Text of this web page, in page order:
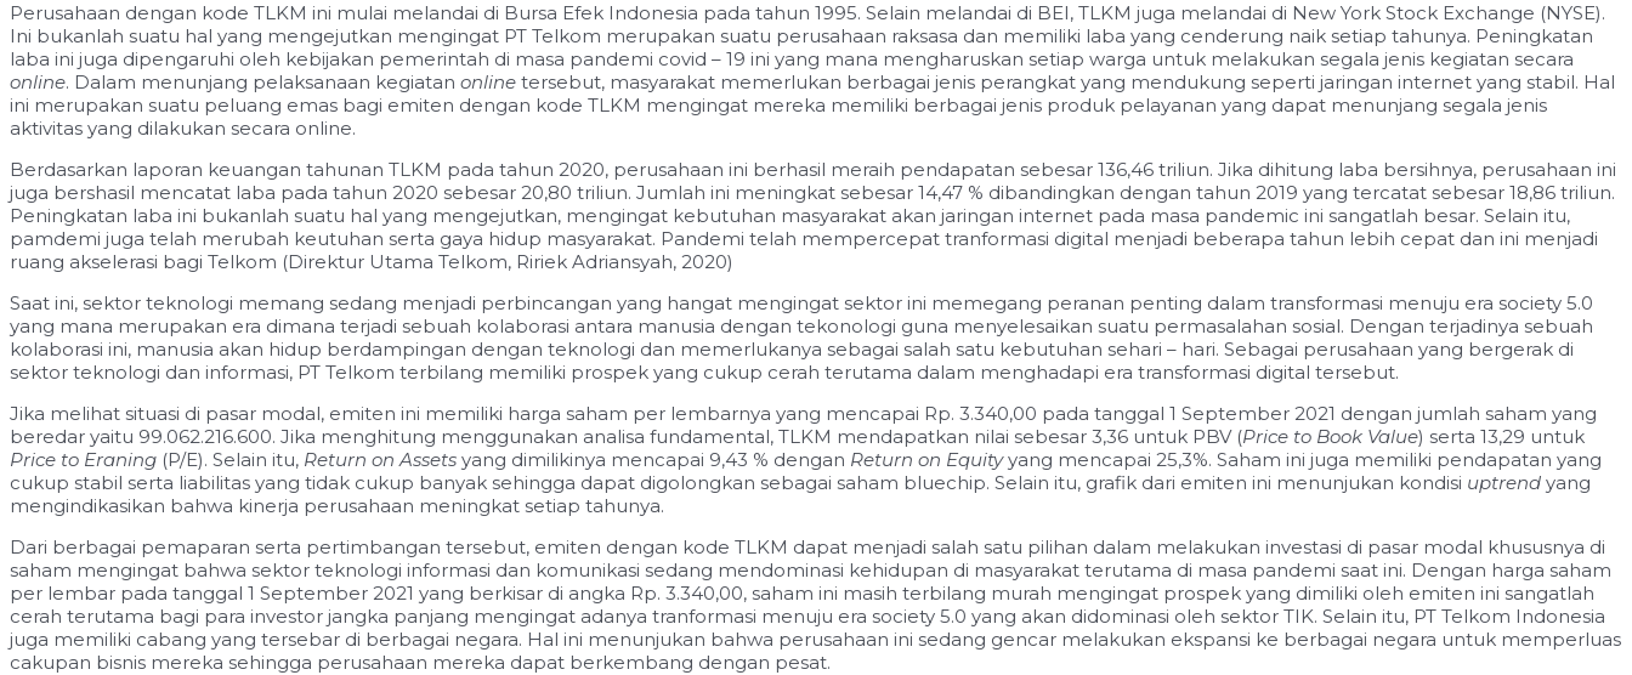
Perusahaan dengan kode TLKM ini mulai melandai di Bursa Efek Indonesia pada tahun 1995. Selain melandai di BEI, TLKM juga melandai di New York Stock Exchange (NYSE).
Ini bukanlah suatu hal yang mengejutkan mengingat PT Telkom merupakan suatu perusahaan raksasa dan memiliki laba yang cenderung naik setiap tahunya. Peningkatan
laba ini juga dipengaruhi oleh kebijakan pemerintah di masa pandemi covid – 19 ini yang mana mengharuskan setiap warga untuk melakukan segala jenis kegiatan secara
online. Dalam menunjang pelaksanaan kegiatan online tersebut, masyarakat memerlukan berbagai jenis perangkat yang mendukung seperti jaringan internet yang stabil. Hal
ini merupakan suatu peluang emas bagi emiten dengan kode TLKM mengingat mereka memiliki berbagai jenis produk pelayanan yang dapat menunjang segala jenis
aktivitas yang dilakukan secara online.
Berdasarkan laporan keuangan tahunan TLKM pada tahun 2020, perusahaan ini berhasil meraih pendapatan sebesar 136,46 triliun. Jika dihitung laba bersihnya, perusahaan ini
juga bershasil mencatat laba pada tahun 2020 sebesar 20,80 triliun. Jumlah ini meningkat sebesar 14,47 % dibandingkan dengan tahun 2019 yang tercatat sebesar 18,86 triliun.
Peningkatan laba ini bukanlah suatu hal yang mengejutkan, mengingat kebutuhan masyarakat akan jaringan internet pada masa pandemic ini sangatlah besar. Selain itu,
pamdemi juga telah merubah keutuhan serta gaya hidup masyarakat. Pandemi telah mempercepat tranformasi digital menjadi beberapa tahun lebih cepat dan ini menjadi
ruang akselerasi bagi Telkom (Direktur Utama Telkom, Ririek Adriansyah, 2020)
Saat ini, sektor teknologi memang sedang menjadi perbincangan yang hangat mengingat sektor ini memegang peranan penting dalam transformasi menuju era society 5.0
yang mana merupakan era dimana terjadi sebuah kolaborasi antara manusia dengan tekonologi guna menyelesaikan suatu permasalahan sosial. Dengan terjadinya sebuah
kolaborasi ini, manusia akan hidup berdampingan dengan teknologi dan memerlukanya sebagai salah satu kebutuhan sehari – hari. Sebagai perusahaan yang bergerak di
sektor teknologi dan informasi, PT Telkom terbilang memiliki prospek yang cukup cerah terutama dalam menghadapi era transformasi digital tersebut.
Jika melihat situasi di pasar modal, emiten ini memiliki harga saham per lembarnya yang mencapai Rp. 3.340,00 pada tanggal 1 September 2021 dengan jumlah saham yang
beredar yaitu 99.062.216.600. Jika menghitung menggunakan analisa fundamental, TLKM mendapatkan nilai sebesar 3,36 untuk PBV (Price to Book Value) serta 13,29 untuk
Price to Eraning (P/E). Selain itu, Return on Assets yang dimilikinya mencapai 9,43 % dengan Return on Equityyang mencapai 25,3%. Saham ini juga memiliki pendapatan yang
cukup stabil serta liabilitas yang tidak cukup banyak sehingga dapat digolongkan sebagai saham bluechip. Selain itu, grafik dari emiten ini menunjukan kondisi uptrend yang
mengindikasikan bahwa kinerja perusahaan meningkat setiap tahunya.
Dari berbagai pemaparan serta pertimbangan tersebut, emiten dengan kode TLKM dapat menjadi salah satu pilihan dalam melakukan investasi di pasar modal khususnya di
saham mengingat bahwa sektor teknologi informasi dan komunikasi sedang mendominasi kehidupan di masyarakat terutama di masa pandemi saat ini. Dengan harga saham
per lembar pada tanggal 1 September 2021 yang berkisar di angka Rp. 3.340,00, saham ini masih terbilang murah mengingat prospek yang dimiliki oleh emiten ini sangatlah
cerah terutama bagi para investor jangka panjang mengingat adanya tranformasi menuju era society 5.0 yang akan didominasi oleh sektor TIK. Selain itu, PT Telkom Indonesia
juga memiliki cabang yang tersebar di berbagai negara. Hal ini menunjukan bahwa perusahaan ini sedang gencar melakukan ekspansi ke berbagai negara untuk memperluas
cakupan bisnis mereka sehingga perusahaan mereka dapat berkembang dengan pesat.